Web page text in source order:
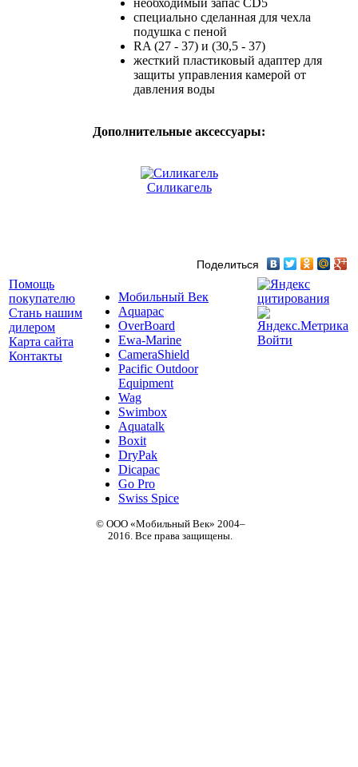
необходимый запас CD5
специально сделанная для чехла
подушка с пеной
RA (27 - 37) и (30,5 - 37)
жесткий пластиковый адаптер для
защиты управления камерой от
давления воды
Дополнительные аксессуары:
Силикагель
Поделиться
Помощь
покупателю
Стань нашим
дилером
Карта сайта
Контакты
Мобильный Век
Aquapac
OverBoard
Ewa-Marine
CameraShield
Pacific Outdoor
Equipment
Wag
Swimbox
Aquatalk
Boxit
DryPak
Dicapac
Go Pro
Swiss Spice
© ООО «Мобильный Век» 2004–
2016. Все права защищены.
Войти